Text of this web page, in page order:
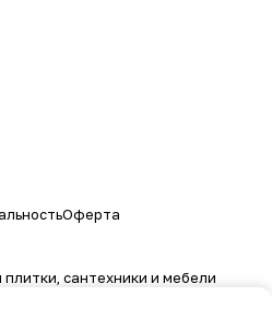
Оферта
сантехники и мебели